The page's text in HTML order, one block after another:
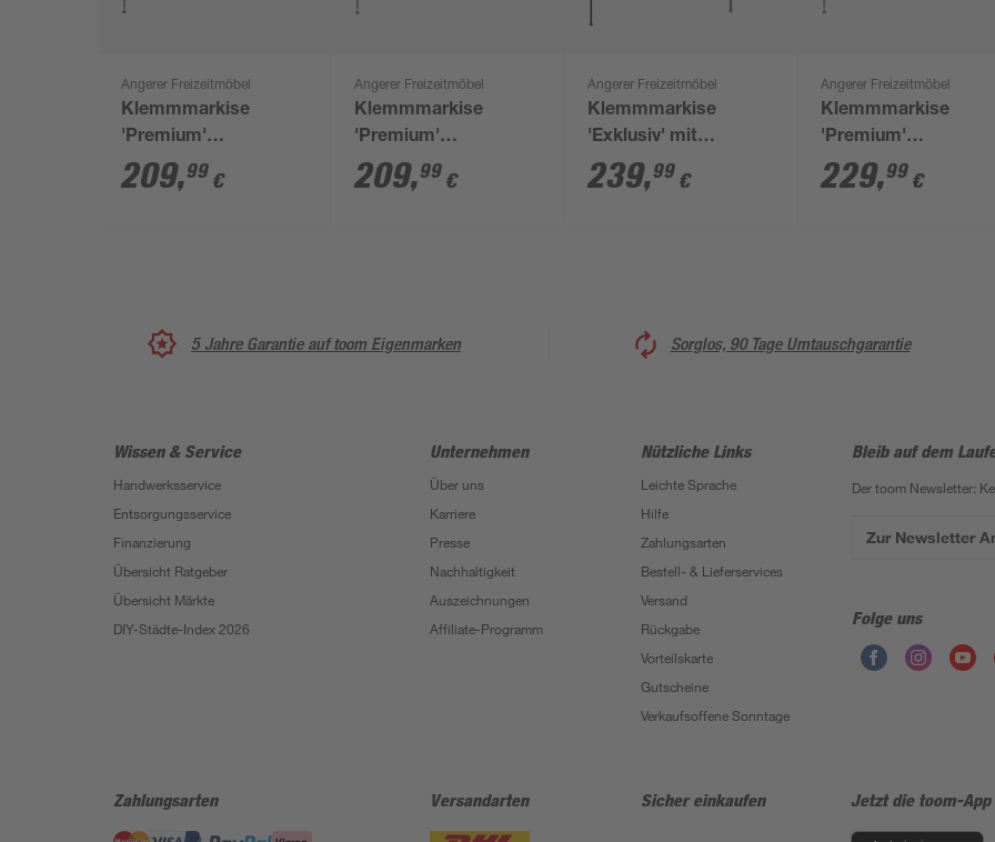
Angerer Freizeitmöbel
Klemmmarkise
'Premium'
wasserabweisend
150 x 170 cm
209,99 €
Angerer Freizeitmöbel
Klemmmarkise
'Premium'
wasserabweisend
150 x 170 cm
209,99 €
Angerer Freizeitmöbel
Klemmmarkise
'Exklusiv' mit
Volant/wasserabweisend
400 x 150 cm
239,99 €
Angerer Freizeitmöbel
Klemmmarkise
'Premium'
wasserabweisend
200 x 170 cm
229,99 €
5 Jahre Garantie auf toom Eigenmarken Sorglos, 90 Tage Umtauschgarantie
Wissen & Service
Handwerksservice
Entsorgungsservice
Finanzierung
Übersicht Ratgeber
Übersicht Märkte
DIY-Städte-Index 2026
Unternehmen
Über uns
Karriere
Presse
Nachhaltigkeit
Auszeichnungen
Affiliate-Programm
Nützliche Links
Leichte Sprache
Hilfe
Zahlungsarten
Bestell- & Lieferservices
Versand
Rückgabe
Vorteilskarte
Gutscheine
Verkaufsoffene Sonntage
Bleib auf dem
Der toom Newsletter:
Zur Newsletter
Folge uns
Zahlungsarten Versandarten Sicher einkaufen Jetzt die toom-